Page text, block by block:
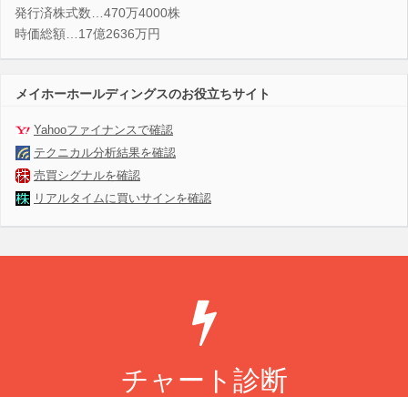
発行済株式数…470万4000株
時価総額…17億2636万円
メイホーホールディングスのお役立ちサイト
Yahooファイナンスで確認
テクニカル分析結果を確認
売買シグナルを確認
リアルタイムに買いサインを確認
チャート診断